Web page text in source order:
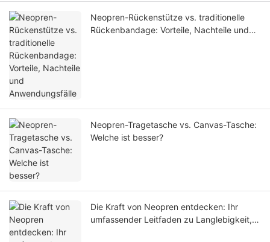
Neopren-Rückenstütze vs. traditionelle
Rückenbandage: Vorteile, Nachteile und
Neopren-Tragetasche vs. Canvas-Tasche:
Welche ist besser?
Die Kraft von Neopren entdecken: Ihr
umfassender Leitfaden zu Langlebigkeit,